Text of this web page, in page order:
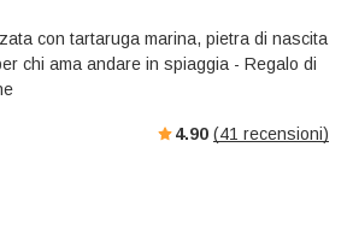
t
e
e
r
l
con tartaruga marina, pietra di nascita
chi ama andare in spiaggia - Regalo di
4.90 (41 recensioni)